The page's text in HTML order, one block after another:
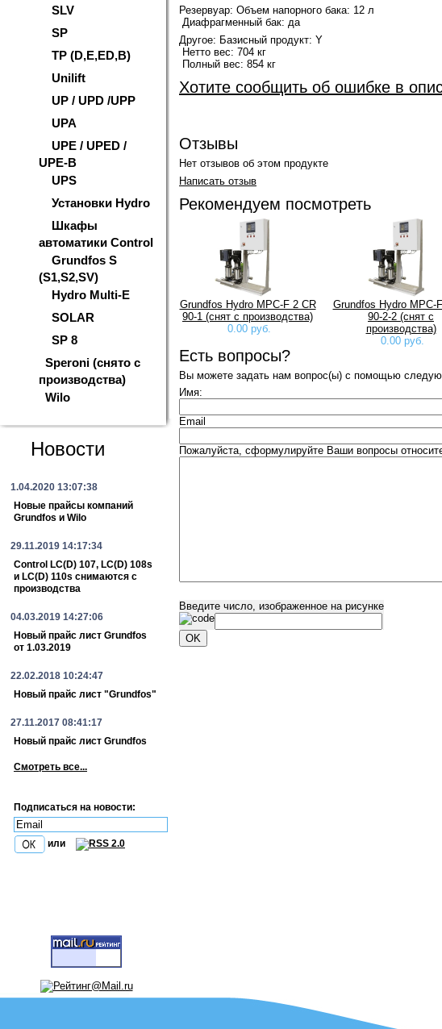
SLV
SP
TP (D,E,ED,B)
Unilift
UP / UPD /UPP
UPA
UPE / UPED /
UPE-B
UPS
Установки Hydro
Шкафы
автоматики Control
Grundfos S
(S1,S2,SV)
Hydro Multi-E
SOLAR
SP 8
Speroni (снято с
производства)
Wilo
Новости
1.04.2020 13:07:38
Новые прайсы компаний
Grundfos и Wilo
29.11.2019 14:17:34
Control LC(D) 107, LC(D) 108s
и LC(D) 110s снимаются с
производства
04.03.2019 14:27:06
Новый прайс лист Grundfos
от 1.03.2019
22.02.2018 10:24:47
Новый прайс лист "Grundfos"
27.11.2017 08:41:17
Новый прайс лист Grundfos
Смотреть все...
Подписаться на новости:
или
Резервуар: Объем напорного бака: 12 л
Диафрагменный бак: да
Другое: Базисный продукт: Y
Нетто вес: 704 кг
Полный вес: 854 кг
Хотите сообщить об ошибке в
Отзывы
Нет отзывов об этом продукте
Написать отзыв
Рекомендуем посмотреть
Grundfos Hydro MPC-F 2 CR
90-1 (снят с производства)
0.00 руб.
Grundfos Hydro MPC-
90-2-2 (снят с
производства)
0.00 руб.
Есть вопросы?
Вы можете задать нам вопрос(ы) с помощью
Имя:
Email
Пожалуйста, сформулируйте Ваши вопросы
Введите число, изображенное на рисунке